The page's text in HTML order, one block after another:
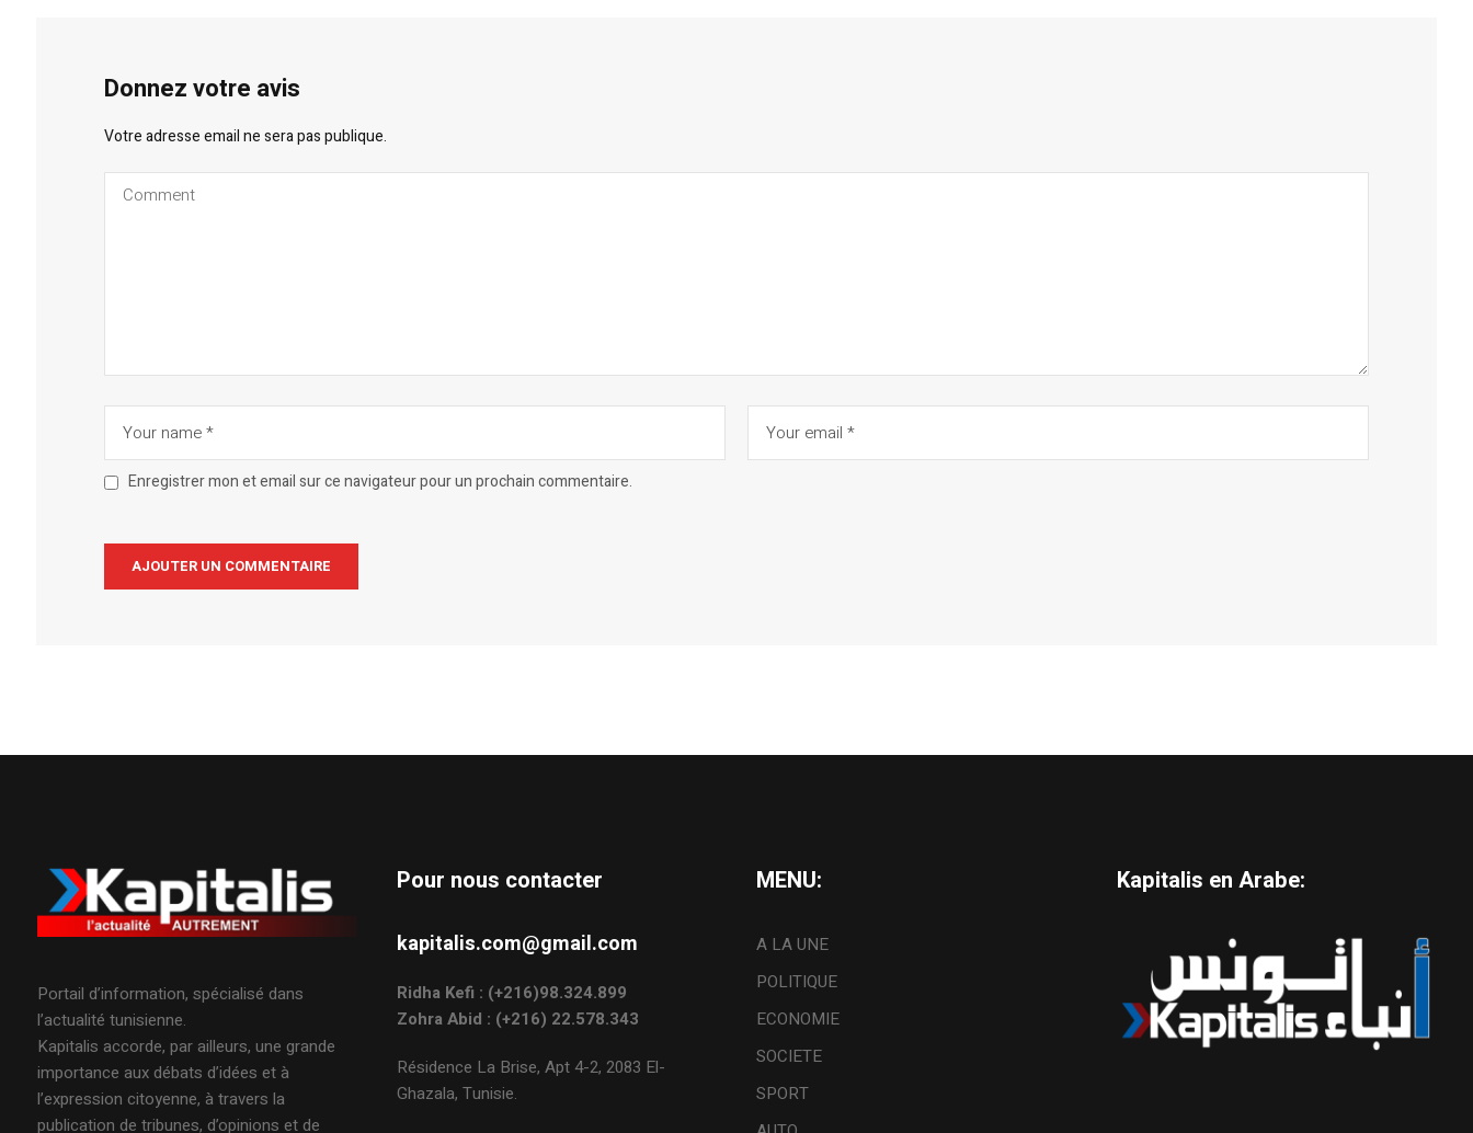
Donnez votre avis
Votre adresse email ne sera pas publique.
Enregistrer mon et email sur ce navigateur pour un prochain commentaire.
Portail d’information, spécialisé dans
l’actualité tunisienne.
Kapitalis accorde, par ailleurs, une grande
importance aux débats d’idées et à
l’expression citoyenne, à travers la
publication de tribunes, d’opinions et de
Pour nous contacter
kapitalis.com@gmail.com
Ridha Kefi : (+216)98.324.899
Zohra Abid : (+216) 22.578.343
Résidence La Brise, Apt 4-2, 2083 El-
Ghazala, Tunisie.
MENU:
A LA UNE
POLITIQUE
ECONOMIE
SOCIETE
SPORT
Kapitalis en Arabe: